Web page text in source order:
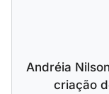
Andréia
criação